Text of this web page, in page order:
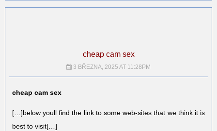
cheap cam sex
3 BŘEZNA, 2025 AT 11:28PM
cheap cam sex
[…]below youll find the link to some web-sites that we think it is
best to visit[…]